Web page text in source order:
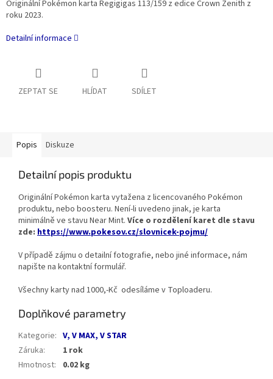
Originální Pokémon karta Regigigas 113/159 z edice Crown Zenith z
roku 2023.
Detailní informace
ZEPTAT SE HLÍDAT SDÍLET
Popis Diskuze
Detailní popis produktu
Originální Pokémon karta vytažena z licencovaného Pokémon
produktu, nebo boosteru. Není-li uvedeno jinak, je karta
minimálně ve stavu Near Mint. Více o rozdělení karet dle stavu
zde: https://www.pokesov.cz/slovnicek-pojmu/
V případě zájmu o detailní fotografie, nebo jiné informace, nám
napište na kontaktní formulář.
Všechny karty nad 1000,-Kč odesíláme v Toploaderu.
Doplňkové parametry
Kategorie: V, V MAX, V STAR
Záruka:
1 rok
Hmotnost: 0.02 kg